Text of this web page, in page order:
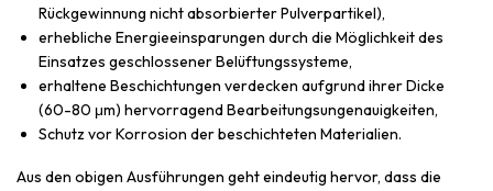
Rückgewinnung nicht absorbierter Pulverpartikel),
erhebliche Energieeinsparungen durch die Möglichkeit des
Einsatzes geschlossener Belüftungssysteme,
erhaltene Beschichtungen verdecken aufgrund ihrer Dicke
(60-80 μm) hervorragend Bearbeitungsungenauigkeiten,
Schutz vor Korrosion der beschichteten Materialien.
Aus den obigen Ausführungen geht eindeutig hervor, dass die